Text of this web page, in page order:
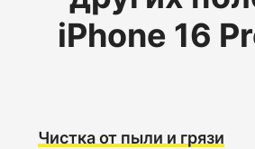
iPhone 16
Чистка от пыли и грязи